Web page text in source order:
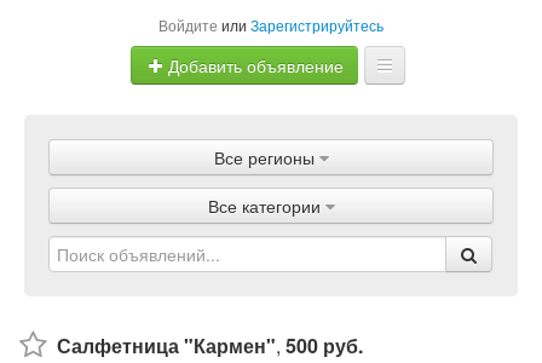
Войдите или Зарегистрируйтесь
Добавить объявление
Объявления
Магазины
Услуги
Все регионы
Все категории
Салфетница "Кармен", 500 руб.